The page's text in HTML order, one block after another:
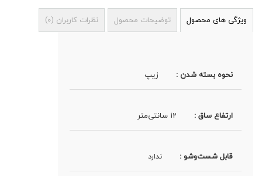
ویژگی های محصول توضیحات محصول نظرات کاربران (
0
)
نحوه بسته شدن : زیپ
ارتفاع ساق : 12 سانتی‌متر
قابل شست‌وشو : ندارد